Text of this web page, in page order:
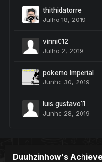
thithidatorre
Julho 18, 2019
vinni012
Julho 2, 2019
pokemo Imperial
Junho 30, 2019
luis gustavo11
Junho 28, 2019
Duuhzinhow's